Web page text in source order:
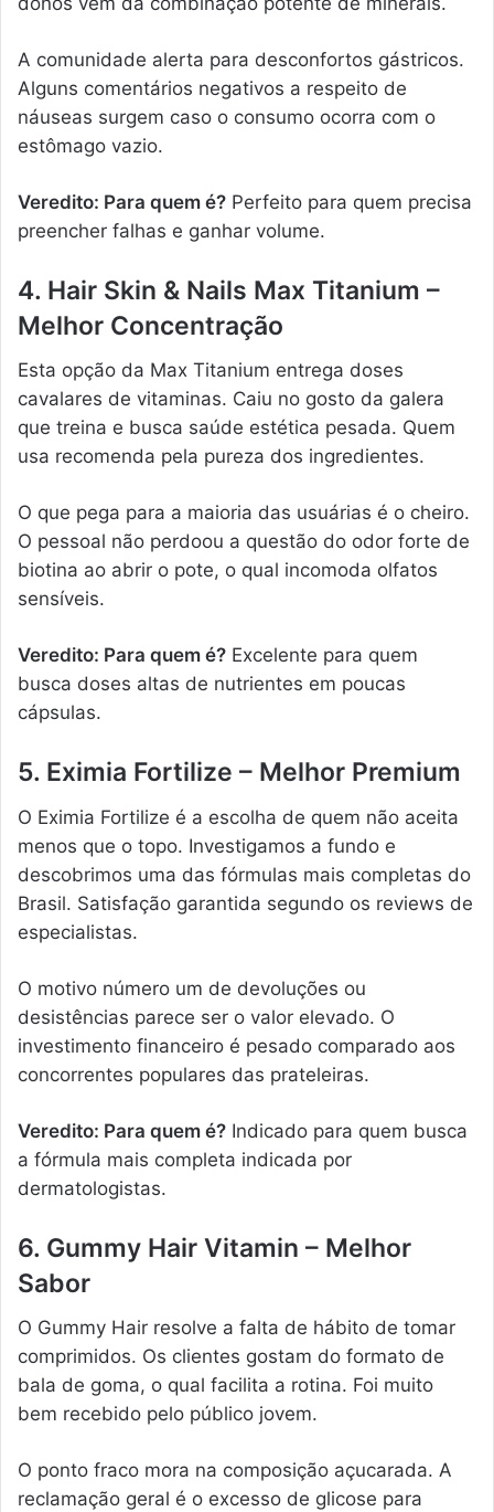
A comunidade alerta para desconfortos gástricos.
Alguns comentários negativos a respeito de
náuseas surgem caso o consumo ocorra com o
estômago vazio.
Veredito: Para quem é? Perfeito para quem precisa
preencher falhas e ganhar volume.
4. Hair Skin & Nails Max Titanium –
Melhor Concentração
Esta opção da Max Titanium entrega doses
cavalares de vitaminas. Caiu no gosto da galera
que treina e busca saúde estética pesada. Quem
usa recomenda pela pureza dos ingredientes.
O que pega para a maioria das usuárias é o cheiro.
O pessoal não perdoou a questão do odor forte de
biotina ao abrir o pote, o qual incomoda olfatos
sensíveis.
Veredito: Para quem é? Excelente para quem
busca doses altas de nutrientes em poucas
cápsulas.
5. Eximia Fortilize – Melhor Premium
O Eximia Fortilize é a escolha de quem não aceita
menos que o topo. Investigamos a fundo e
descobrimos uma das fórmulas mais completas do
Brasil. Satisfação garantida segundo os reviews de
especialistas.
O motivo número um de devoluções ou
desistências parece ser o valor elevado. O
investimento financeiro é pesado comparado aos
concorrentes populares das prateleiras.
Veredito: Para quem é? Indicado para quem busca
a fórmula mais completa indicada por
dermatologistas.
6. Gummy Hair Vitamin – Melhor
Sabor
O Gummy Hair resolve a falta de hábito de tomar
comprimidos. Os clientes gostam do formato de
bala de goma, o qual facilita a rotina. Foi muito
bem recebido pelo público jovem.
O ponto fraco mora na composição açucarada. A
reclamação geral é o excesso de glicose para